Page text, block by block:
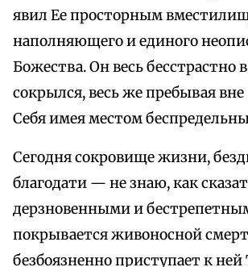
явил Ее просторным
наполняющего и единого
Божества. Он весь бесстрастно
сокрылся, весь же пребывая
Себя имея местом
Сегодня сокровище жизни,
благодати — не знаю, как
дерзновенными и
покрывается живоносной
безбоязненно приступает к ней